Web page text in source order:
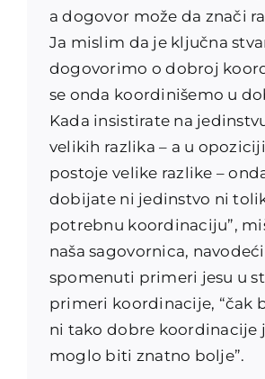
a dogovor može da znači
Ja mislim da je ključna
dogovorimo o dobroj
se onda koordinišemo u
Kada insistirate na
velikih razlika – a u
postoje velike razlike –
dobijate ni jedinstvo ni
potrebnu koordinaciju”,
naša sagovornica,
spomenuti primeri jesu u
primeri koordinacije, “čak
ni tako dobre koordinacije
moglo biti znatno bolje”.